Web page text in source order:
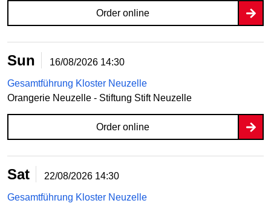
Order online
Sun 16/08/2026 14:30
Gesamtführung Kloster Neuzelle
Orangerie Neuzelle - Stiftung Stift Neuzelle
Order online
Sat 22/08/2026 14:30
Gesamtführung Kloster Neuzelle